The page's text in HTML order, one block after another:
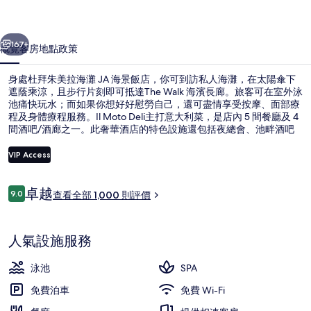
JA
海
景
飯
店
相
集
室外泳池；10:00 至 18:00 開放；泳池
個 下一個
167+
概覽客房地點政策
身處杜拜朱美拉海灘 JA 海景飯店，你可到訪私人海灘，在太陽傘下
遮蔭乘涼，且步行片刻即可抵達The Walk 海濱長廊。旅客可在室外泳
池痛快玩水；而如果你想好好慰勞自己，還可盡情享受按摩、面部療
程及身體療程服務。Il Moto Deli主打意大利菜，是店內 5 間餐廳及 4
間酒吧/酒廊之一。此奢華酒店的特色設施還包括夜總會、池畔酒吧
口。住宿鄰近公共交通站點，與朱美拉海灘住宅2號電車站僅相隔 4
分鐘路程。
VIP Access
評
價
9.09.0 分，滿分 10 分，
卓越查看全部 1,000 則評價
人氣設施服務
泳池
SPA
免費泊車
免費 Wi-Fi